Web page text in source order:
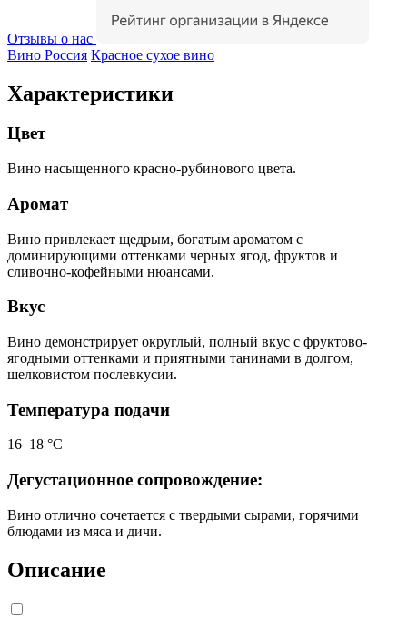
Отзывы о нас
Вино Россия Красное сухое вино
Характеристики
Цвет
Вино насыщенного красно-рубинового цвета.
Аромат
Вино привлекает щедрым, богатым ароматом с
доминирующими оттенками черных ягод, фруктов и
сливочно-кофейными нюансами.
Вкус
Вино демонстрирует округлый, полный вкус с фруктово-
ягодными оттенками и приятными танинами в долгом,
шелковистом послевкусии.
Температура подачи
16–18 °С
Дегустационное сопровождение:
Вино отлично сочетается с твердыми сырами, горячими
блюдами из мяса и дичи.
Описание